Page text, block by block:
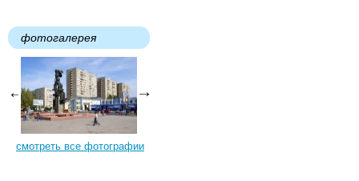
фотогалерея
смотреть все фотографии